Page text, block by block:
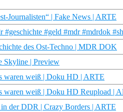
Journalisten“ | Fake News | ARTE
#geld #mdr #mdrdok
des Ost-Techno | MDR DOK
Skyline | Preview
waren weiß | Doku HD | ARTE
waren weiß | Doku HD Reupload |
der DDR | Crazy Borders | ARTE